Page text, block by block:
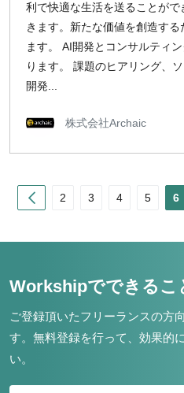
利で快適な生活を送ることが
きます。新たな価値を創造す
ます。 AI開発とコンサルティ
ります。 課題のヒアリング、
開発...
株式会社Archaic
Prev
2 3 4 5 6
Workshipでできるこ
ご登録頂いたフリーランスの方
す。 無料登録を行って、効果的
い。